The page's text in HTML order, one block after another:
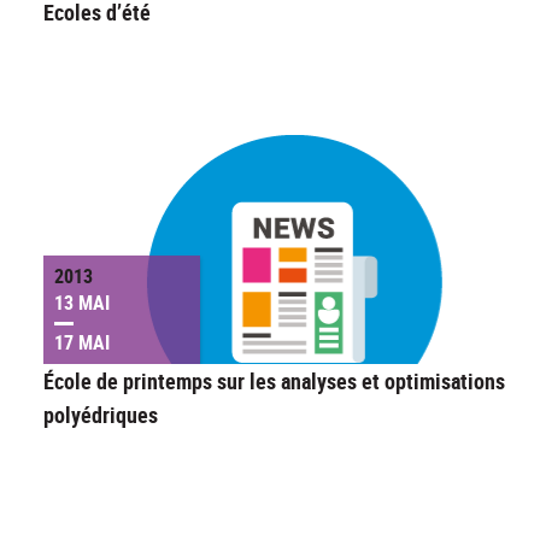
Ecoles d’été
2013
13 MAI
17 MAI
École de printemps sur les analyses et optimisations
polyédriques